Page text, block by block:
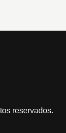
reservados.